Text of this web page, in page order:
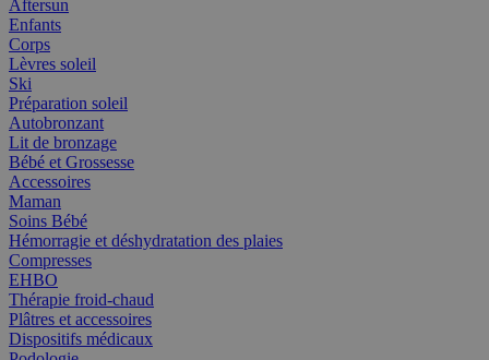
Aftersun
Enfants
Corps
Lèvres soleil
Ski
Préparation soleil
Autobronzant
Lit de bronzage
Bébé et Grossesse
Accessoires
Maman
Soins Bébé
Hémorragie et déshydratation des plaies
Compresses
EHBO
Thérapie froid-chaud
Plâtres et accessoires
Dispositifs médicaux